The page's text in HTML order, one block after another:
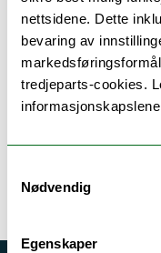
nettsidene. Dette
bevaring av
tredjeparts-cookies.
Nødvendig
Egenskaper
semestrene.
semester.
semestre (9. og 10.
Alle fag tilbyr
Det varierer fra fag
for studieplan